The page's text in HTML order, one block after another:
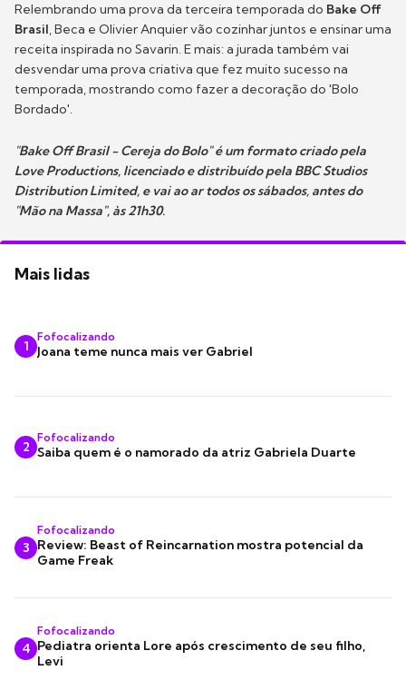
Relembrando uma prova da terceira temporada do Bake Off
Brasil, Beca e Olivier Anquier vão cozinhar juntos e ensinar uma
receita inspirada no Savarin. E mais: a jurada também vai
desvendar uma prova criativa que fez muito sucesso na
temporada, mostrando como fazer a decoração do 'Bolo
Bordado'.
"Bake Off Brasil - Cereja do Bolo" é um formato criado pela
Love Productions, licenciado e distribuído pela BBC Studios
Distribution Limited, e vai ao ar todos os sábados, antes do
"Mão na Massa", às 21h30.
Mais lidas
1
Fofocalizando
Joana teme nunca mais ver Gabriel
2
Fofocalizando
Saiba quem é o namorado da atriz Gabriela Duarte
3
Fofocalizando
Review: Beast of Reincarnation mostra potencial da
Game Freak
4
Fofocalizando
Pediatra orienta Lore após crescimento de seu filho,
Levi